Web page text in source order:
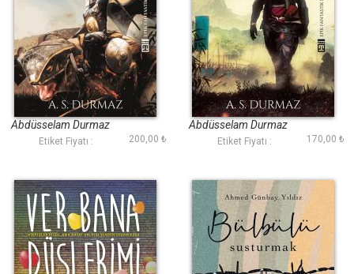
İlma III - Dunahın
Terazisi
Abdüsselam Durmaz
Etiket Fiyatı : 200,00 ₺
İlma I - Son Nişanlı
Abdüsselam Durmaz
Etiket Fiyatı : 170,00 ₺